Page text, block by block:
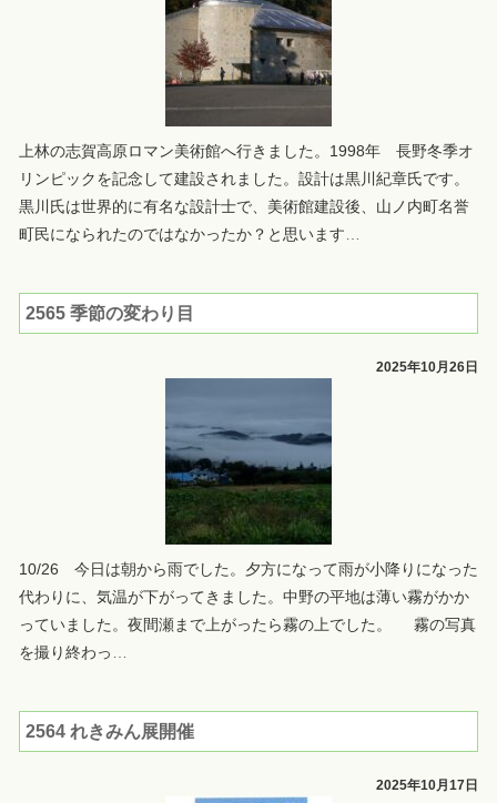
上林の志賀高原ロマン美術館へ行きました。1998年 長野冬季オ
リンピックを記念して建設されました。設計は黒川紀章氏です。
黒川氏は世界的に有名な設計士で、美術館建設後、山ノ内町名誉
町民になられたのではなかったか？と思います…
2565 季節の変わり目
2025年10月26日
10/26 今日は朝から雨でした。夕方になって雨が小降りになった
代わりに、気温が下がってきました。中野の平地は薄い霧がかか
っていました。夜間瀬まで上がったら霧の上でした。 霧の写真
を撮り終わっ …
2564 れきみん展開催
2025年10月17日